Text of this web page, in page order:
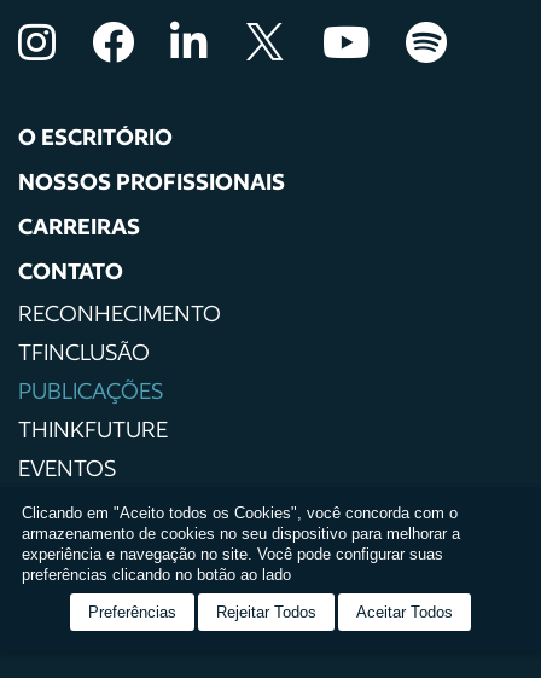
O ESCRITÓRIO
NOSSOS PROFISSIONAIS
CARREIRAS
CONTATO
RECONHECIMENTO
TFINCLUSÃO
PUBLICAÇÕES
THINKFUTURE
EVENTOS
IMPRENSA
POLÍTICAS DE PRIVACIDADE
TERMOS E CONDIÇÕES DE USO
RELATÓRIO DE IGUALDADE SALARIAL
Clicando em "Aceito todos os Cookies", você concorda com o
armazenamento de cookies no seu dispositivo para melhorar a
experiência e navegação no site. Você pode configurar suas
preferências clicando no botão ao lado
Preferências Rejeitar Todos Aceitar Todos